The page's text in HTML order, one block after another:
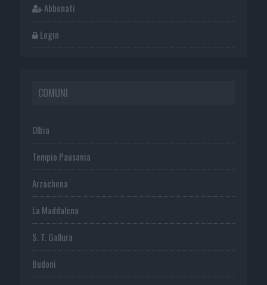
Abbonati
Login
COMUNI
Olbia
Tempio Pausania
Arzachena
La Maddalena
S. T. Gallura
Budoni